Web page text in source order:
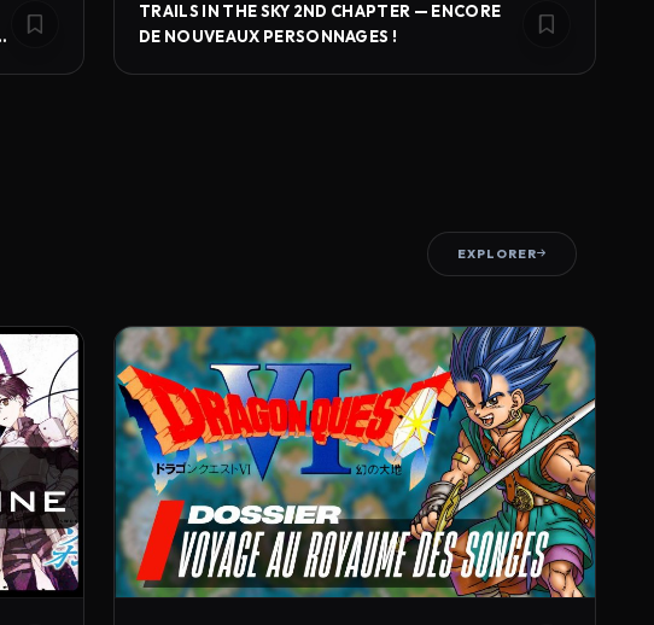
TRAILS IN THE SKY 2ND CHAPTER — ENCORE
DE NOUVEAUX PERSONNAGES !
EXPLORER